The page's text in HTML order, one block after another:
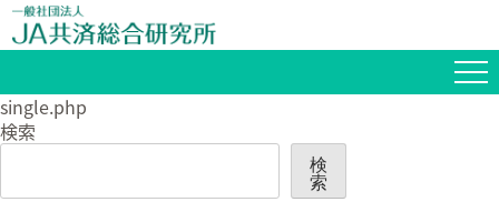
single.php
検索
検
索